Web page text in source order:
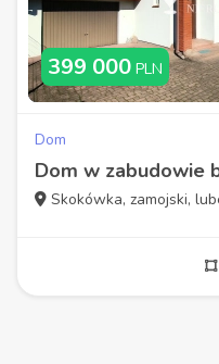
399 000 PLN
Dom
Skokówka, zamojski,